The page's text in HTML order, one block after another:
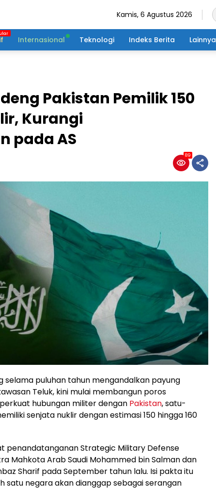
Kamis, 6 Agustus 2026
Internasional Teknologi Indeks Berita Lainnya
Pakistan Pemilik 150
Kurangi
pada AS
89
selama puluhan tahun mengandalkan payung
Teluk, kini mulai membangun poros
hubungan militer dengan Pakistan, satu-
senjata nuklir dengan estimasi 150 hingga 160
penandatanganan Strategic Military Defense
Mahkota Arab Saudi Mohammed bin Salman dan
Sharif pada September tahun lalu. Isi pakta itu
satu negara akan dianggap sebagai serangan